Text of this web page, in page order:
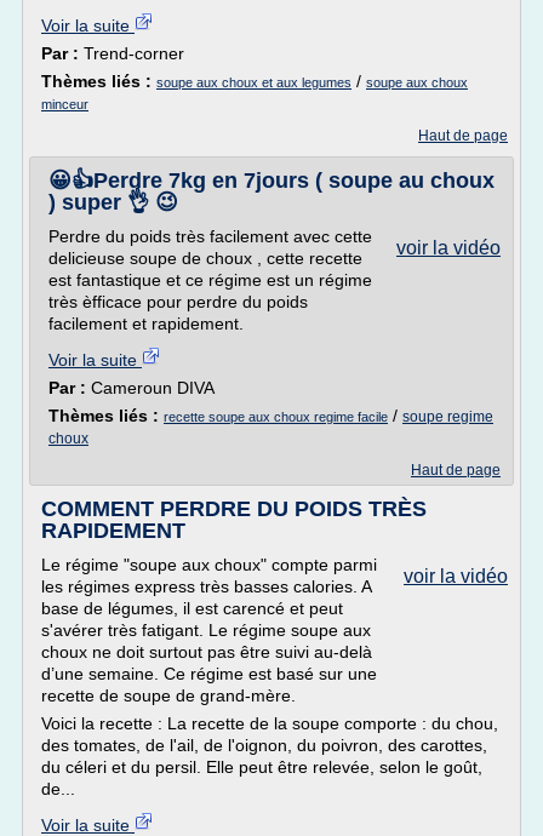
Voir la suite
Par : Trend-corner
Thèmes liés : soupe aux choux et aux legumes / soupe aux choux
minceur
Haut de page
😀👍Perdre 7kg en 7jours ( soupe au choux
) super 👌 😉
voir la vidéo
Perdre du poids très facilement avec cette
delicieuse soupe de choux , cette recette
est fantastique et ce régime est un régime
très èfficace pour perdre du poids
facilement et rapidement.
Voir la suite
Par : Cameroun DIVA
Thèmes liés : recette soupe aux choux regime facile / soupe regime
choux
Haut de page
COMMENT PERDRE DU POIDS TRÈS
RAPIDEMENT
voir la vidéo
Le régime "soupe aux choux" compte parmi
les régimes express très basses calories. A
base de légumes, il est carencé et peut
s'avérer très fatigant. Le régime soupe aux
choux ne doit surtout pas être suivi au-delà
d’une semaine. Ce régime est basé sur une
recette de soupe de grand-mère.
Voici la recette : La recette de la soupe comporte : du chou,
des tomates, de l'ail, de l'oignon, du poivron, des carottes,
du céleri et du persil. Elle peut être relevée, selon le goût,
de...
Voir la suite